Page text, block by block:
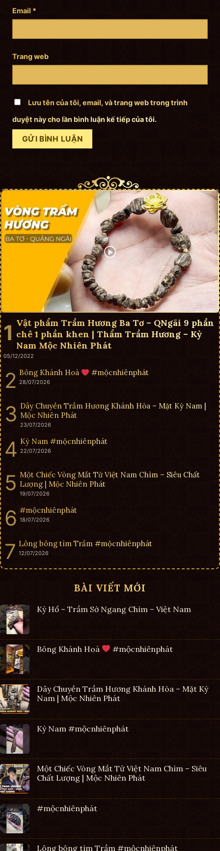
Email *
Trang web
Lưu tên của tôi, email, và trang web trong trình
duyệt này cho lần bình luận kế tiếp của tôi.
Vật phẩm Trầm Hương Ba Tơ – QNgãi 9 phần
chê 1 phần khen | Thẩm Trầm Hương – Kỳ
Nam Mộc Nhiên Phát
05/12/2022
Bông Khánh Hoà #mộcnhiênphát
28/07/2026
Dây Chuyền Trầm Hương Khánh Hòa – Mặt Kỳ Nam |
Mộc Nhiên Phát
23/07/2026
Kỳ Nam #mộcnhiênphát
22/07/2026
Một Chiếc Vòng Mắt Tử Việt Nam Chìm – Siêu Chất
Lượng | Mộc Nhiên Phát
19/07/2026
#mộcnhiênphát
18/07/2026
Lông bông tìm Trầm #mộcnhiênphát
12/07/2026
BÀI VIẾT MỚI
Kỳ Hổ – Trầm Sớ Ngang Chìm – Việt Nam
Bông Khánh Hoà #mộcnhiênphát
Dây Chuyền Trầm Hương Khánh Hòa – Mặt Kỳ
Nam | Mộc Nhiên Phát
Kỳ Nam #mộcnhiênphát
Một Chiếc Vòng Mắt Tử Việt Nam Chìm – Siêu
Chất Lượng | Mộc Nhiên Phát
#mộcnhiênphát
Lông bông tìm Trầm #mộcnhiênphát